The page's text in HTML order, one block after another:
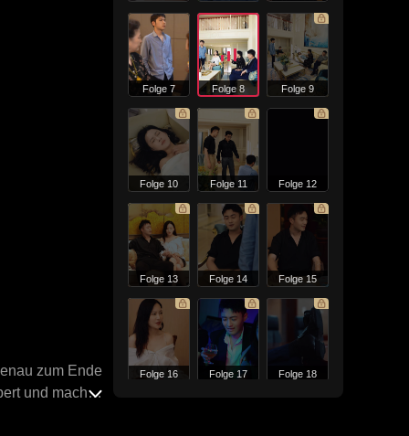
zum Ende
und machte
Folge 7 Folge 8 Folge 9
Folge 10 Folge 11 Folge 12
Folge 13 Folge 14 Folge 15
Folge 16 Folge 17 Folge 18